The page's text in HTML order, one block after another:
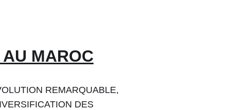
MAROC
REMARQUABLE,
DES